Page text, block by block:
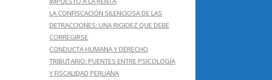
LA CONFISCACIÓN SILENCIOSA DE LAS
DETRACCIONES: UNA RIGIDEZ QUE DEBE
CORREGIRSE
CONDUCTA HUMANA Y DERECHO
TRIBUTARIO: PUENTES ENTRE PSICOLOGÍA
Y FISCALIDAD PERUANA